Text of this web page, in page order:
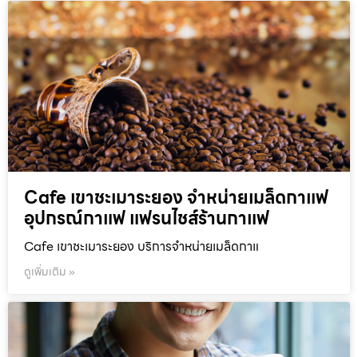
Cafe เขาชะเมาระยอง จำหน่ายเมล็ดกาแฟ
อุปกรณ์กาแฟ แฟรนไชส์ร้านกาแฟ
Cafe เขาชะเมาระยอง บริการจำหน่ายเมล็ดกาแ
ดูเพิ่มเติม »